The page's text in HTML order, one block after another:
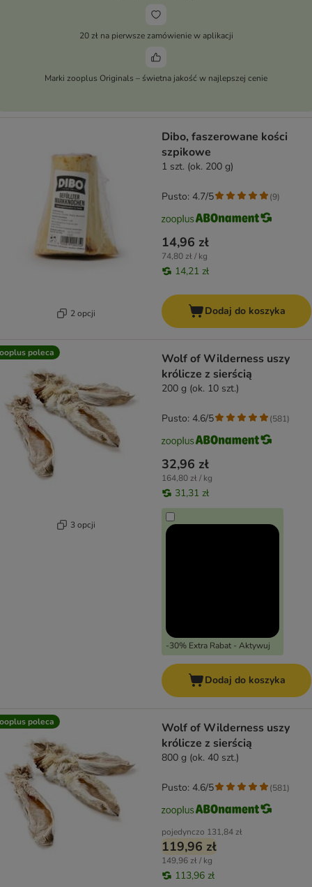
20 zł na pierwsze zamówienie w aplikacji
Marki zooplus Originals – świetna jakość w najlepszej cenie
2 opcji
Dibo, faszerowane kości
szpikowe
1 szt. (ok. 200 g)
14,96 zł
74,80 zł / kg
14,21 zł
Pusto: 4.7/5 (9)
Dodaj do koszyka
poleca
3 opcji
Wolf of Wilderness uszy
królicze z sierścią
200 g (ok. 10 szt.)
32,96 zł
164,80 zł / kg
31,31 zł
-30% Extra Rabat - Aktywuj
Pusto: 4.6/5 (581)
Dodaj do koszyka
poleca
Wolf of Wilderness uszy
królicze z sierścią
800 g (ok. 40 szt.)
pojedynczo 131,84 zł
119,96 zł
149,96 zł / kg
113,96 zł
Pusto: 4.6/5 (581)